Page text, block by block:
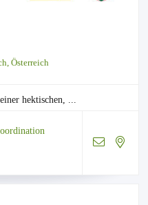
Österreich
hektischen, ...